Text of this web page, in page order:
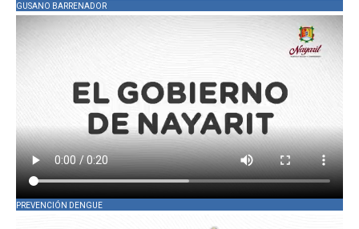
GUSANO BARRENADOR
PREVENCIÓN DENGUE